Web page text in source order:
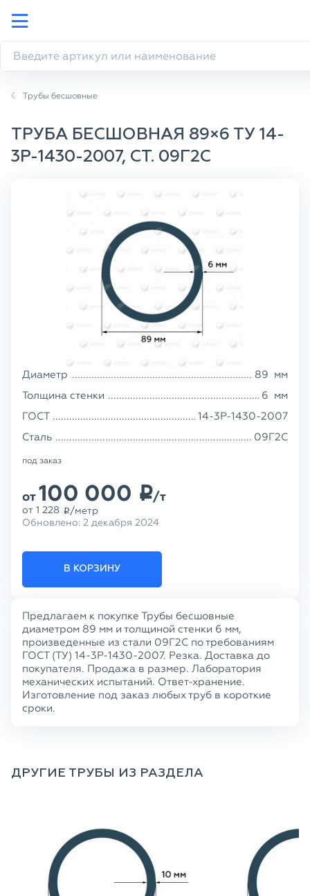
Трубы бесшовные
ТРУБА БЕСШОВНАЯ 89×6 ТУ 14-
3Р-1430-2007, СТ. 09Г2С
Диаметр 89 мм
Толщина стенки
6 мм
ГОСТ
14-3Р-1430-2007
Сталь
09Г2С
под заказ
от100 000 p/т
от 1 228 p /метр
Обновлено: 2 декабря 2024
В КОРЗИНУ
Предлагаем к покупке Трубы бесшовные
диаметром 89 мм и толщиной стенки 6 мм,
произведенные из стали 09Г2С по требованиям
ГОСТ (ТУ) 14-3Р-1430-2007. Резка. Доставка до
покупателя. Продажа в размер. Лаборатория
механических испытаний. Ответ-хранение.
Изготовление под заказ любых труб в короткие
сроки.
ДРУГИЕ ТРУБЫ ИЗ РАЗДЕЛА